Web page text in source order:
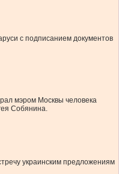
с подписанием документов
мэром Москвы человека
Собянина.
украинским предложениям